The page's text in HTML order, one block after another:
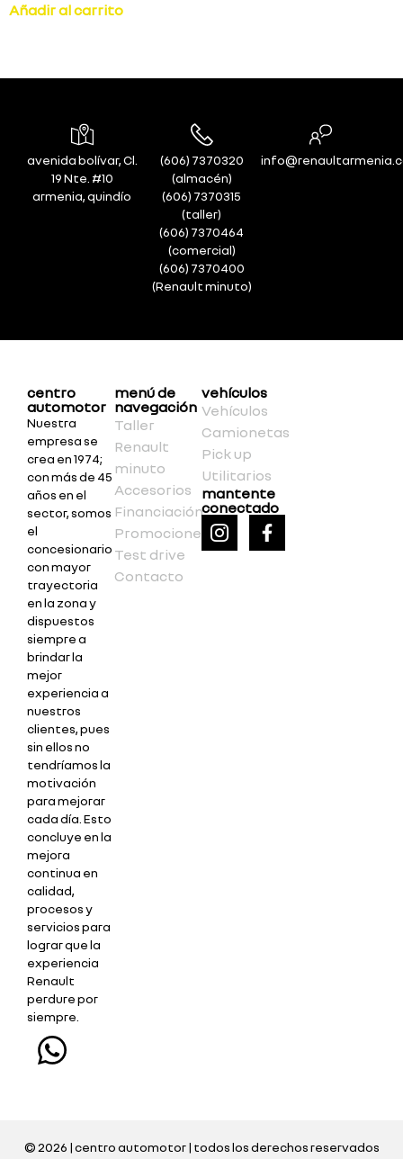
Añadir al carrito
avenida bolívar, Cl.
19 Nte. #10
armenia, quindío
(606) 7370320
(almacén)
(606) 7370315
(taller)
(606) 7370464
(comercial)
(606) 7370400
(Renault minuto)
centro
automotor
Nuestra
empresa se
crea en 1974;
con más de 45
años en el
sector, somos
el
concesionario
con mayor
trayectoria
en la zona y
dispuestos
siempre a
brindar la
mejor
experiencia a
nuestros
clientes, pues
sin ellos no
tendríamos la
motivación
para mejorar
cada día. Esto
concluye en la
mejora
continua en
calidad,
procesos y
servicios para
lograr que la
experiencia
Renault
perdure por
siempre.
menú de
navegación
Taller
Renault
minuto
Accesorios
Financiación
Promociones
Test drive
Contacto
vehículos
Vehículos
Camionetas
Pick up
Utilitarios
mantente
conectado
© 2026 | centro automotor | todos los derechos reservados